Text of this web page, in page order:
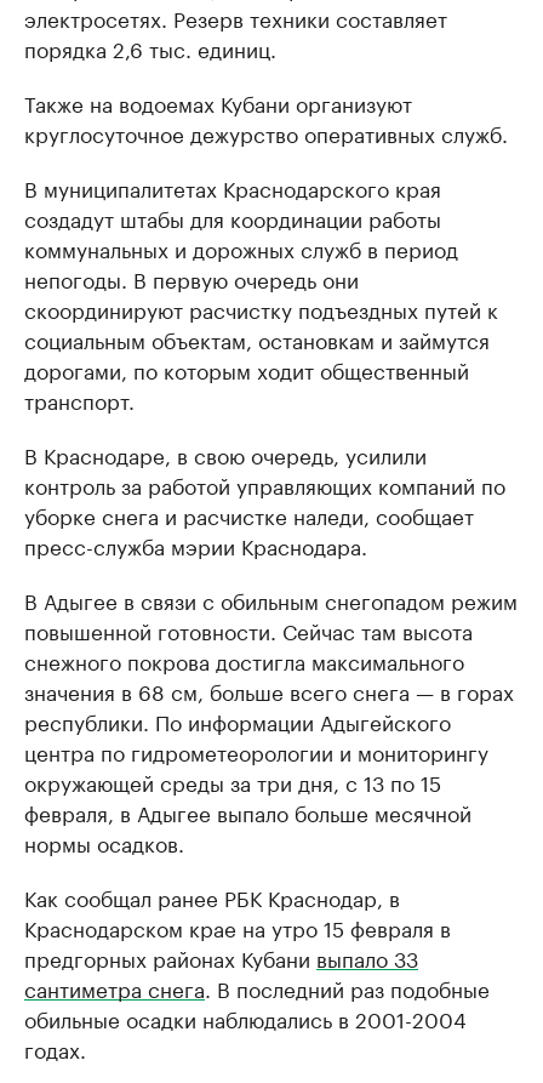
электросетях. Резерв техники составляет
порядка 2,6 тыс. единиц.
Также на водоемах Кубани организуют
круглосуточное дежурство оперативных служб.
В муниципалитетах Краснодарского края
создадут штабы для координации работы
коммунальных и дорожных служб в период
непогоды. В первую очередь они
скоординируют расчистку подъездных путей к
социальным объектам, остановкам и займутся
дорогами, по которым ходит общественный
транспорт.
В Краснодаре, в свою очередь, усилили
контроль за работой управляющих компаний по
уборке снега и расчистке наледи, сообщает
пресс-служба мэрии Краснодара.
В Адыгее в связи с обильным снегопадом режим
повышенной готовности. Сейчас там высота
снежного покрова достигла максимального
значения в 68 см, больше всего снега — в горах
республики. По информации Адыгейского
центра по гидрометеорологии и мониторингу
окружающей среды за три дня, с 13 по 15
февраля, в Адыгее выпало больше месячной
нормы осадков.
Как сообщал ранее РБК Краснодар, в
Краснодарском крае на утро 15 февраля в
предгорных районах Кубани выпало 33
сантиметра снега . В последний раз подобные
обильные осадки наблюдались в 2001-2004
годах.